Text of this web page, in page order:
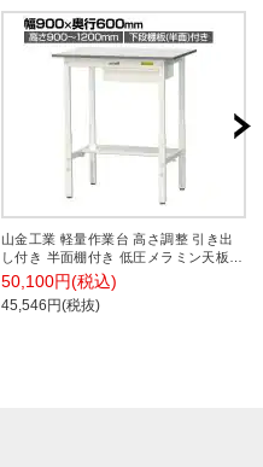
山金工業 軽量作業台 高さ調整 引き出
し付き 半面棚付き 低圧メラミン天板
ワークテーブル 150シリーズ SUPAH-
960UT-WW 幅900×奥行600×高さ900～
1200mm
50,100円(税込)
45,546円(税抜)